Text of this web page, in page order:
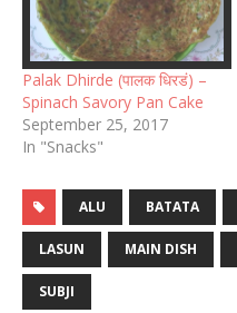
Palak Dhirde (पालक धिरडं) –
Spinach Savory Pan Cake
September 25, 2017
In "Snacks"
ALU BATATA
LASUN MAIN DISH
SUBJI